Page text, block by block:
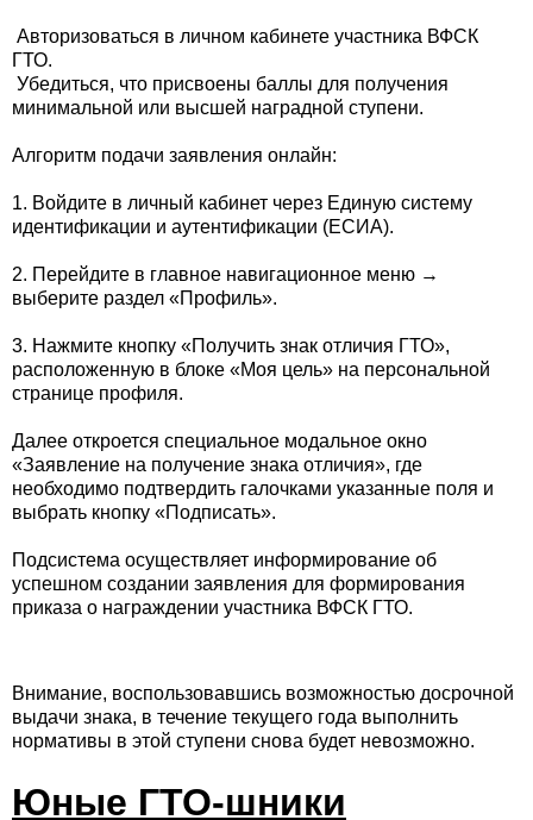
Авторизоваться в личном кабинете участника ВФСК
ГТО.
Убедиться, что присвоены баллы для получения
минимальной или высшей наградной ступени.
Алгоритм подачи заявления онлайн:
1. Войдите в личный кабинет через Единую систему
идентификации и аутентификации (ЕСИА).
2. Перейдите в главное навигационное меню →
выберите раздел «Профиль».
3. Нажмите кнопку «Получить знак отличия ГТО»,
расположенную в блоке «Моя цель» на персональной
странице профиля.
Далее откроется специальное модальное окно
«Заявление на получение знака отличия», где
необходимо подтвердить галочками указанные поля и
выбрать кнопку «Подписать».
Подсистема осуществляет информирование об
успешном создании заявления для формирования
приказа о награждении участника ВФСК ГТО.
Внимание, воспользовавшись возможностью досрочной
выдачи знака, в течение текущего года выполнить
нормативы в этой ступени снова будет невозможно.
Юные ГТО-шники